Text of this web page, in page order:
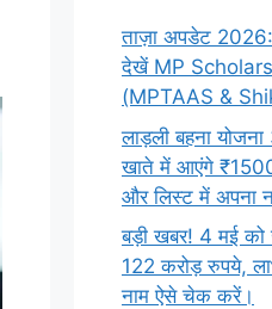
ताज़ा अपडेट
देखें MP
(MPTAAS &
लाड़ली बहना
खाते में आएंगे
और लिस्ट में अपना
बड़ी खबर! 4 मई को
122 करोड़ रुपये,
नाम ऐसे चेक करें।